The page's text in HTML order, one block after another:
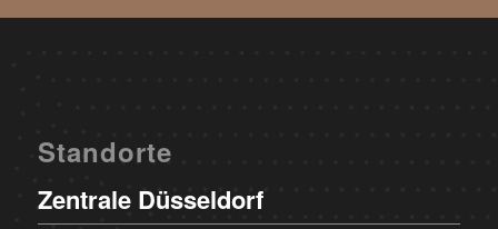
Standorte
Zentrale Düsseldorf